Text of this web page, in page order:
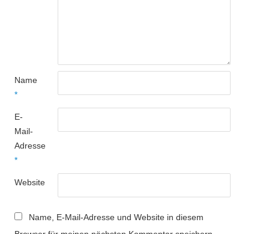
Name
*
E-
Mail-
Adresse
*
Website
Name, E-Mail-Adresse und Website in diesem